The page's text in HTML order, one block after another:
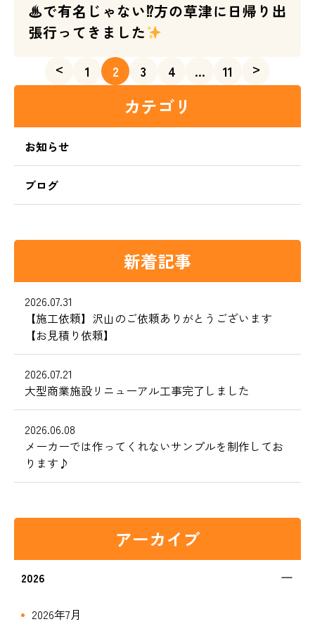
♨で有名じゃない⁉方の草津に日帰り出
張行ってきました
< 1 2 3 4 … 11 >
カテゴリ
お知らせ
ブログ
新着記事
2026.07.31
【施工依頼】沢山のご依頼ありがとうございます
【お見積り依頼】
2026.07.21
大型商業施設リニューアル工事完了しました
2026.06.08
メーカーでは作ってくれないサンプルを制作してお
ります♪
アーカイブ
2026
2026年7月